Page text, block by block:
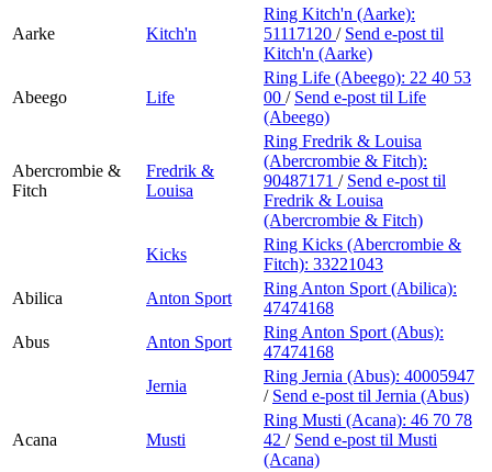
Aarke Kitch'n
Ring Kitch'n (Aarke):
51117120 / Send e-post til
Kitch'n (Aarke)
Abeego Life
Ring Life (Abeego): 22 40 53
00 / Send e-post til Life
(Abeego)
Abercrombie &
Fitch
Fredrik &
Louisa
Ring Fredrik & Louisa
(Abercrombie & Fitch):
90487171 / Send e-post til
Fredrik & Louisa
(Abercrombie & Fitch)
Kicks
Ring Kicks (Abercrombie &
Fitch): 33221043
Abilica
Anton Sport
Ring Anton Sport (Abilica):
47474168
Abus
Anton Sport
Ring Anton Sport (Abus):
47474168
Jernia
Ring Jernia (Abus): 40005947
/ Send e-post til Jernia (Abus)
Acana Musti
Ring Musti (Acana): 46 70 78
42 / Send e-post til Musti
(Acana)